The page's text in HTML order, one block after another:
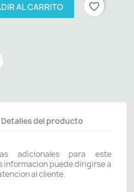
AL CARRITO favorite_border
Detalles del producto
adicionales para este
informacion puede dirigirse a
al cliente.